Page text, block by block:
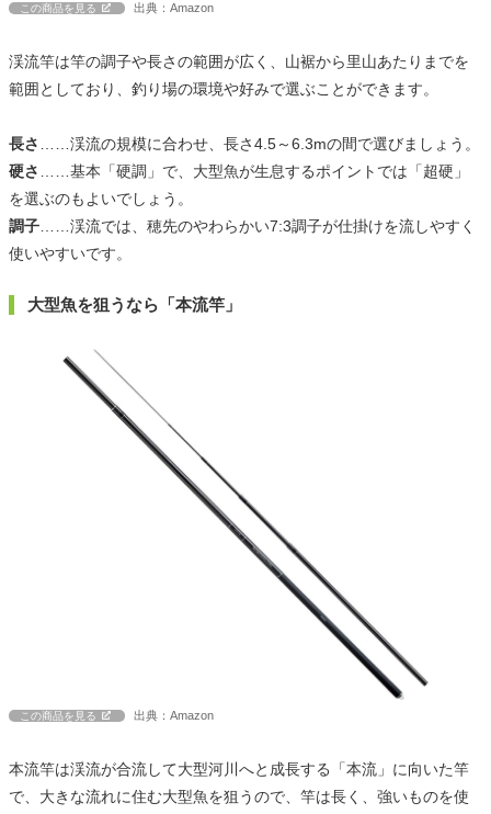
この商品を見る 出典：Amazon
渓流竿は竿の調子や長さの範囲が広く、山裾から里山あたりまでを
範囲としており、釣り場の環境や好みで選ぶことができます。
長さ ……渓流の規模に合わせ、長さ4.5～6.3mの間で選びましょう。
硬さ ……基本「硬調」で、大型魚が生息するポイントでは「超硬」
を選ぶのもよいでしょう。
調子……渓流では、穂先のやわらかい7:3調子が仕掛けを流しやすく
使いやすいです。
大型魚を狙うなら「本流竿」
この商品を見る 出典：Amazon
本流竿は渓流が合流して大型河川へと成長する「本流」に向いた竿
で、大きな流れに住む大型魚を狙うので、竿は長く、強いものを使